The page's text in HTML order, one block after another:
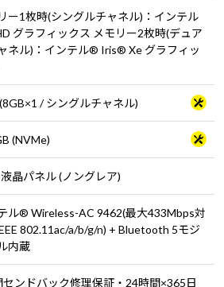
ー1枚時(シングルチャネル)：インテル
グラフィックス メモリー2枚時(デュア
ネル)：インテル® Iris® Xe グラフィッ
/ シングルチャネル)
(NVMe)
晶パネル (ノングレア)
ル® Wireless-AC 9462(最大433Mbps対
802.11ac/a/b/g/n) + Bluetooth 5モジ
内蔵
センドバック修理保証・24時間×365日